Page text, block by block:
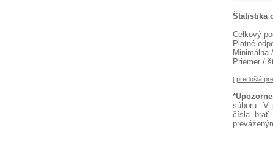
Štatistika
Celkový
Platné
Minimálna
Priemer /
[ predošlá
súboru. V
čísla brať